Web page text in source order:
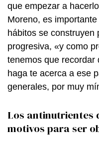
que empezar a
Moreno, es
hábitos se construyen
progresiva, «y como
tenemos que recordar
haga te acerca a ese
generales, por muy
Los antinutrientes
motivos para ser